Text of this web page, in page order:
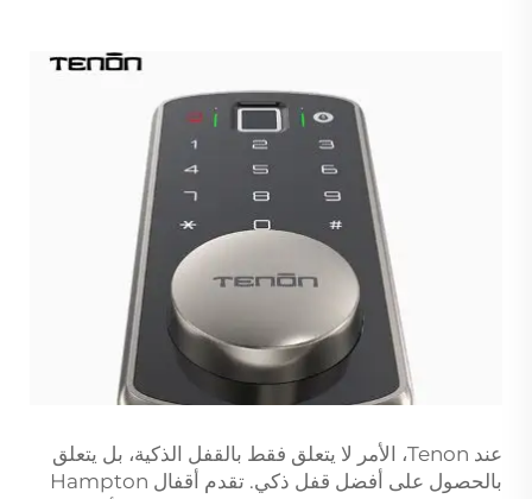
عند Tenon، الأمر لا يتعلق فقط بالقفل الذكية، بل يتعلق
بالحصول على أفضل قفل ذكي. تقدم أقفال Hampton